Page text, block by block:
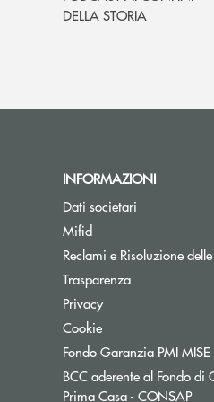
DELLA STORIA
INFORMAZIONI
Dati societari
Mifid
Reclami e Risoluzione
Trasparenza
Privacy
Cookie
Fondo Garanzia PMI
BCC aderente al Fondo
Prima Casa - CONSAP